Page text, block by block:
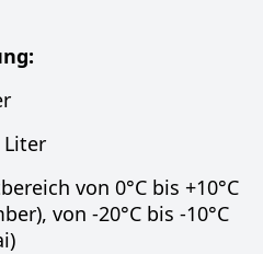
Liter
von 0°C bis +10°C
von -20°C bis -10°C